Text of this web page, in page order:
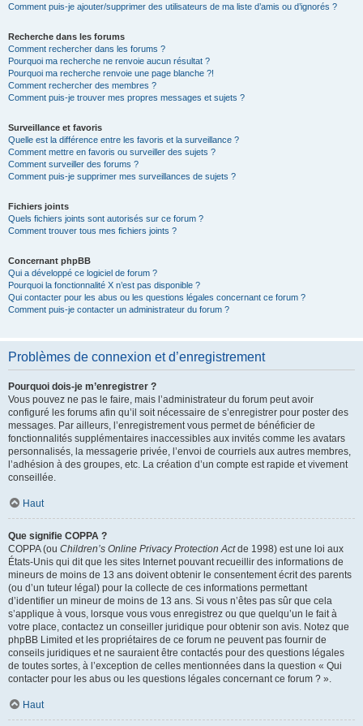
Comment puis-je ajouter/supprimer des utilisateurs de ma liste d’amis ou d’ignorés ?
Recherche dans les forums
Comment rechercher dans les forums ?
Pourquoi ma recherche ne renvoie aucun résultat ?
Pourquoi ma recherche renvoie une page blanche ?!
Comment rechercher des membres ?
Comment puis-je trouver mes propres messages et sujets ?
Surveillance et favoris
Quelle est la différence entre les favoris et la surveillance ?
Comment mettre en favoris ou surveiller des sujets ?
Comment surveiller des forums ?
Comment puis-je supprimer mes surveillances de sujets ?
Fichiers joints
Quels fichiers joints sont autorisés sur ce forum ?
Comment trouver tous mes fichiers joints ?
Concernant phpBB
Qui a développé ce logiciel de forum ?
Pourquoi la fonctionnalité X n’est pas disponible ?
Qui contacter pour les abus ou les questions légales concernant ce forum ?
Comment puis-je contacter un administrateur du forum ?
Problèmes de connexion et d’enregistrement
Pourquoi dois-je m’enregistrer ?
Vous pouvez ne pas le faire, mais l’administrateur du forum peut avoir
configuré les forums afin qu’il soit nécessaire de s’enregistrer pour poster des
messages. Par ailleurs, l’enregistrement vous permet de bénéficier de
fonctionnalités supplémentaires inaccessibles aux invités comme les avatars
personnalisés, la messagerie privée, l’envoi de courriels aux autres membres,
l’adhésion à des groupes, etc. La création d’un compte est rapide et vivement
conseillée.
Haut
Que signifie COPPA ?
COPPA (ou Children’s Online Privacy Protection Actde 1998) est une loi aux
États-Unis qui dit que les sites Internet pouvant recueillir des informations de
mineurs de moins de 13 ans doivent obtenir le consentement écrit des parents
(ou d’un tuteur légal) pour la collecte de ces informations permettant
d’identifier un mineur de moins de 13 ans. Si vous n’êtes pas sûr que cela
s’applique à vous, lorsque vous vous enregistrez ou que quelqu’un le fait à
votre place, contactez un conseiller juridique pour obtenir son avis. Notez que
phpBB Limited et les propriétaires de ce forum ne peuvent pas fournir de
conseils juridiques et ne sauraient être contactés pour des questions légales
de toutes sortes, à l’exception de celles mentionnées dans la question « Qui
contacter pour les abus ou les questions légales concernant ce forum ? ».
Haut